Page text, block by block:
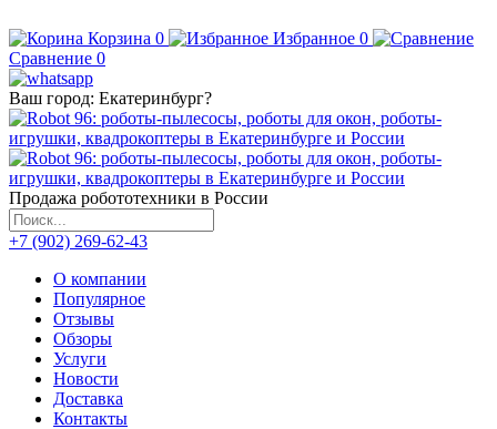
Корзина 0 Избранное 0
Сравнение 0
Ваш город: Екатеринбург?
Продажа робототехники в России
+7 (902) 269-62-43
О компании
Популярное
Отзывы
Обзоры
Услуги
Новости
Доставка
Контакты